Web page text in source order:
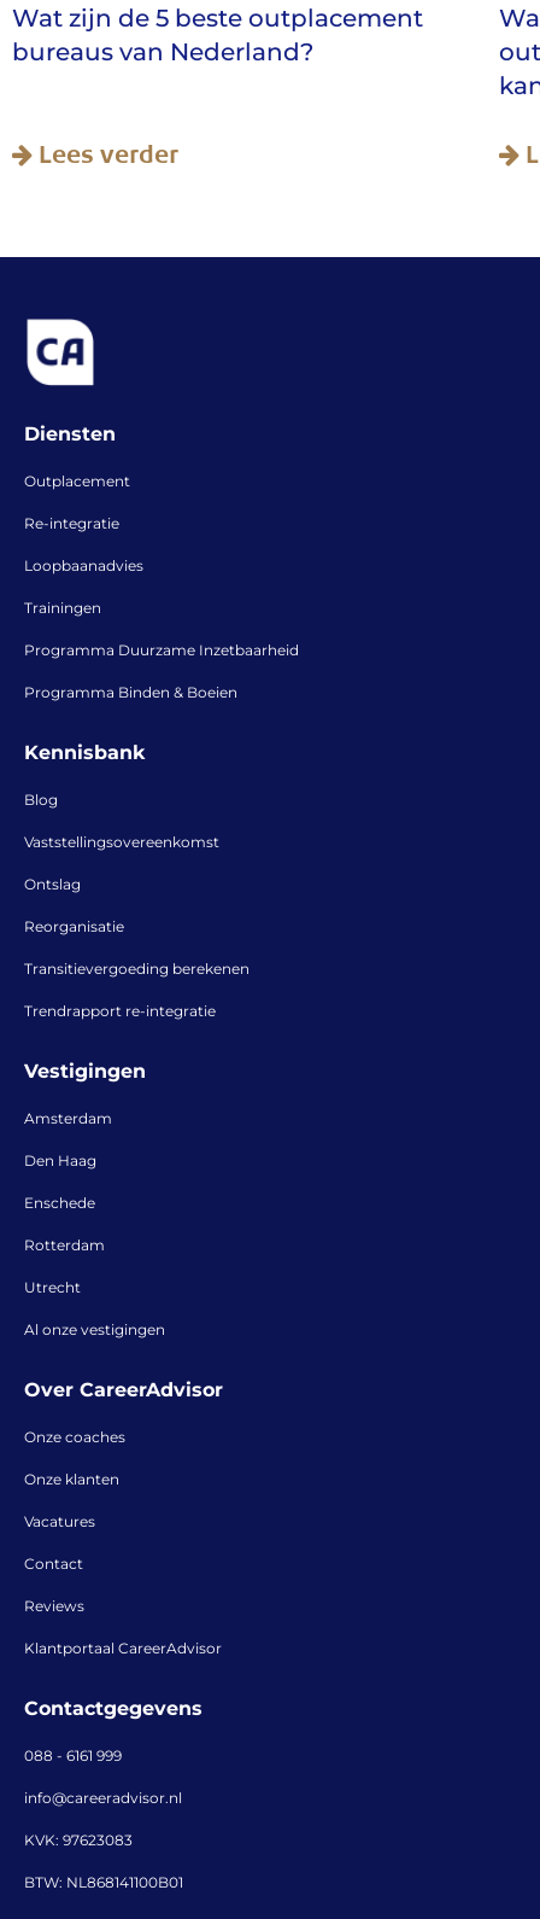
Wat zijn de 5 beste outplacement
bureaus van Nederland?
Lees verder
Diensten
Outplacement
Re-integratie
Loopbaanadvies
Trainingen
Programma Duurzame Inzetbaarheid
Programma Binden & Boeien
Kennisbank
Blog
Vaststellingsovereenkomst
Ontslag
Reorganisatie
Transitievergoeding berekenen
Trendrapport re-integratie
Vestigingen
Amsterdam
Den Haag
Enschede
Rotterdam
Utrecht
Al onze vestigingen
Over CareerAdvisor
Onze coaches
Onze klanten
Vacatures
Contact
Reviews
Klantportaal CareerAdvisor
Contactgegevens
088 - 6161 999
info@careeradvisor.nl
KVK: 97623083
BTW: NL868141100B01